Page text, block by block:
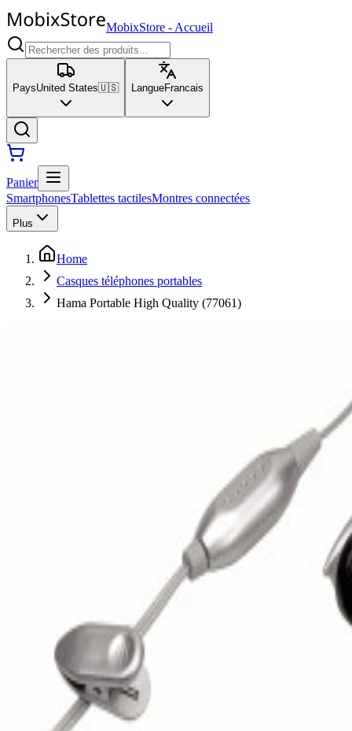
MobixStore - Accueil
PaysUnited States🇺🇸 LangueFrancais
Panier
SmartphonesTablettes tactilesMontres connectées
Plus
Home
Casques téléphones portables
Hama Portable High Quality (77061)